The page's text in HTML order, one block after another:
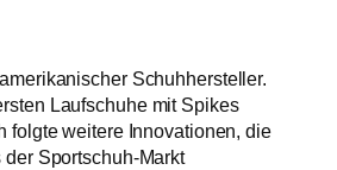
Schuhhersteller.
Laufschuhe mit Spikes
folgte weitere Innovationen, die
Sportschuh-Markt